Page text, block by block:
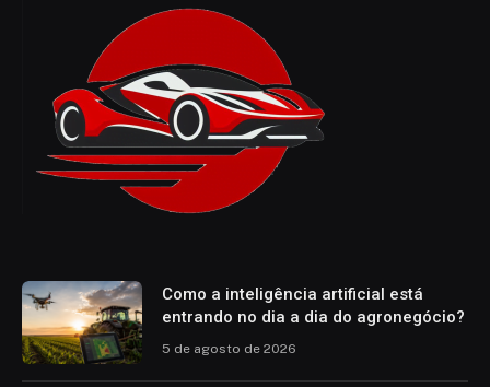
Como a inteligência artificial está
entrando no dia a dia do agronegócio?
5 de agosto de 2026